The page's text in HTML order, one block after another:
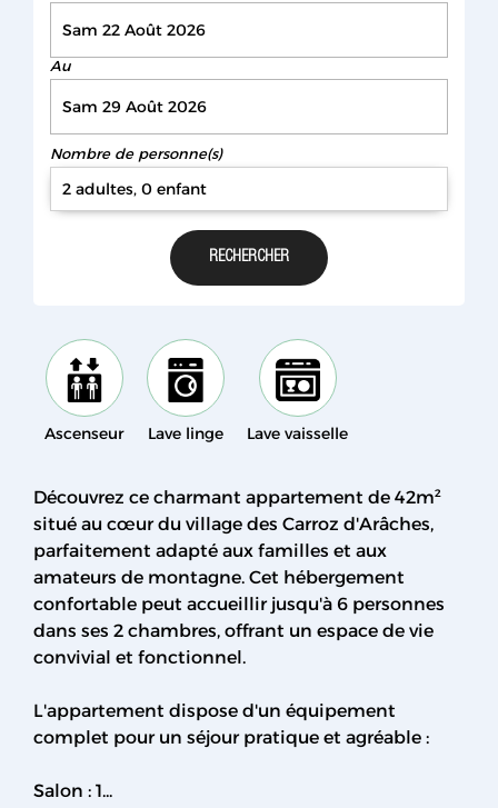
Au
Nombre de personne(s)
2 adultes, 0 enfant
Ascenseur Lave linge Lave vaisselle
Découvrez ce charmant appartement de 42m²
situé au cœur du village des Carroz d'Arâches,
parfaitement adapté aux familles et aux
amateurs de montagne. Cet hébergement
confortable peut accueillir jusqu'à 6 personnes
dans ses 2 chambres, offrant un espace de vie
convivial et fonctionnel.
L'appartement dispose d'un équipement
complet pour un séjour pratique et agréable :
Salon : 1...